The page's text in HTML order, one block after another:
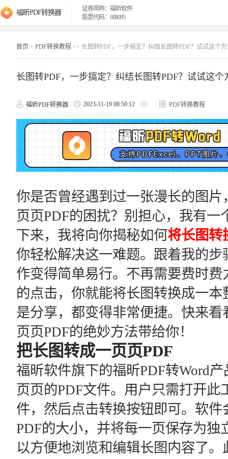
福昕PDF转换器
证券简称：福昕软件
股票代码：688095
首页 > PDF转换教程 >> 长图转PDF，一步搞定？纠结长图转PDF？试试这个
长图转PDF，一步搞定？纠结长图转PDF？试试这个
福昕PDF转换器 2023-11-19 08:50:12 PDF转换教程
你是否曾经遇到过一张漫长的图
页页PDF的困扰？别担心，我有
下来，我将向你揭秘如何将长图转
你轻松解决这一难题。跟着我的
作变得简单易行。不再需要费时
的点击，你就能将长图转换成一
是分享，都变得非常便捷。快来
页页PDF的绝妙方法带给你！
把长图转成一页页PDF
福昕软件旗下的福昕PDF转Word
页页的PDF文件。用户只需打开
件，然后点击转换按钮即可。软
PDF的大小，并将每一页保存为独
以方便地浏览和编辑长图内容了